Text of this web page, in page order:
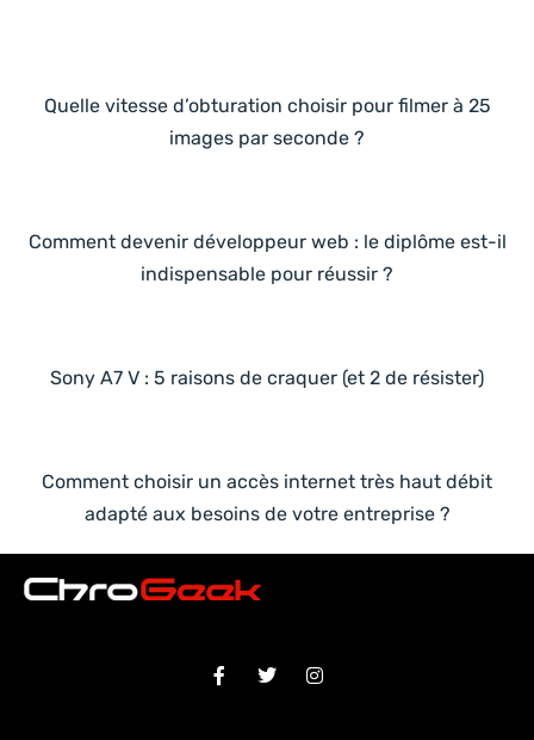
Quelle vitesse d’obturation choisir pour filmer à 25
images par seconde ?
Comment devenir développeur web : le diplôme est-il
indispensable pour réussir ?
Sony A7 V : 5 raisons de craquer (et 2 de résister)
Comment choisir un accès internet très haut débit
adapté aux besoins de votre entreprise ?